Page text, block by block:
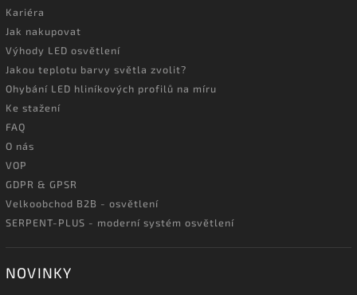
Kariéra
Jak nakupovat
Výhody LED osvětlení
Jakou teplotu barvy světla zvolit?
Ohybání LED hliníkových profilů na míru
Ke stažení
FAQ
O nás
VOP
GDPR & GPSR
Velkoobchod B2B - osvětlení
SERPENT-PLUS - moderní systém osvětlení
NOVINKY